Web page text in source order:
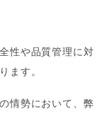
性や品質管理に対
ます。
情勢において、弊